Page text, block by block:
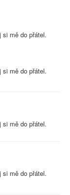
si mě do přátel.
si mě do přátel.
si mě do přátel.
si mě do přátel.